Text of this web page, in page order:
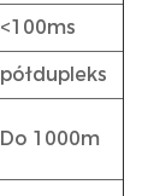
<100ms
półdupleks
Do 1000m